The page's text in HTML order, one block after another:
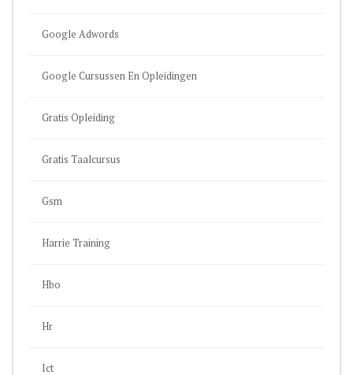
Google Adwords
Google Cursussen En Opleidingen
Gratis Opleiding
Gratis Taalcursus
Gsm
Harrie Training
Hbo
Hr
Ict